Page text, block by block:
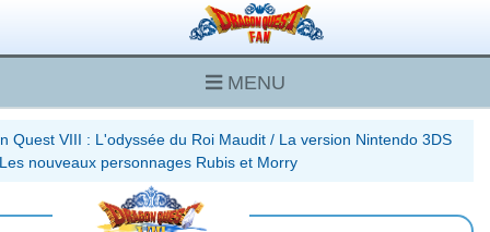
MENU
Quest VIII : L'odyssée du Roi Maudit / La version Nintendo 3DS
Les nouveaux personnages Rubis et Morry